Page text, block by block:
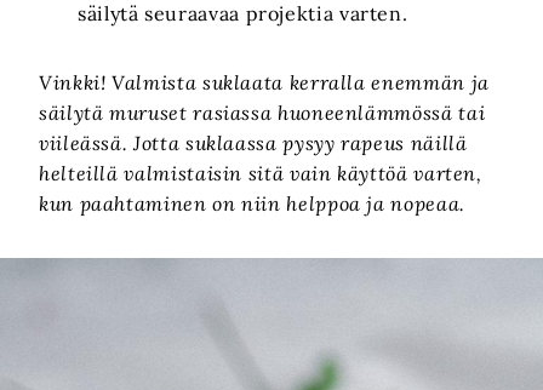
säilytä seuraavaa projektia varten.
Vinkki! Valmista suklaata kerralla enemmän ja
säilytä muruset rasiassa huoneenlämmössä tai
viileässä. Jotta suklaassa pysyy rapeus näillä
helteillä valmistaisin sitä vain käyttöä varten,
kun paahtaminen on niin helppoa ja nopeaa.